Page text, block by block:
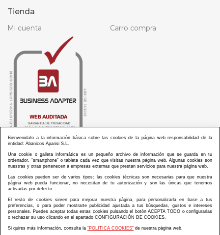
Tienda
Mi cuenta Carro compra
ABANICOS APARISI S.L. ha recibido por parte de La Generalitat Valenciana, la cantidad de
100.000 € en apoyo al proyecto HISOLV/2021/3933/46 del PLAN EMPRESARIAL “PLAN RESISITIR
ABANICOS APARISI S.L. ha recibido por parte de La Generalitat Valenciana, la cantidad de 7.000
€ en apoyo al proyecto CMARTE/2021/265/46 del PLAN AYUDAS DIRECTAS ARTESANIA “CMARTE”.
Bienvenida/o a la información básica sobre las cookies de la página web responsabilidad de la
entidad: Abanicos Aparisi S.L.
Una cookie o galleta informática es un pequeño archivo de información que se guarda en tu
ordenador, “smartphone” o tableta cada vez que visitas nuestra página web. Algunas cookies son
nuestras y otras pertenecen a empresas externas que prestan servicios para nuestra página web.
Las cookies pueden ser de varios tipos: las cookies técnicas son necesarias para que nuestra
página web pueda funcionar, no necesitan de tu autorización y son las únicas que tenemos
activadas por defecto.
El resto de cookies sirven para mejorar nuestra página, para personalizarla en base a tus
preferencias, o para poder mostrarte publicidad ajustada a tus búsquedas, gustos e intereses
personales. Puedes aceptar todas estas cookies pulsando el botón ACEPTA TODO o configurarlas
o rechazar su uso clicando en el apartado CONFIGURACIÓN DE COOKIES.
Si quires más información, consulta la “POLITICA COOKIES” de nuestra página web.